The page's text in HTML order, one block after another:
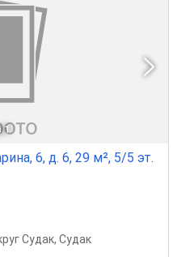
1
6, д. 6, 29 м², 5/5 эт.
Судак, Судак